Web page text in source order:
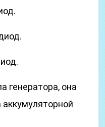
генератора, она